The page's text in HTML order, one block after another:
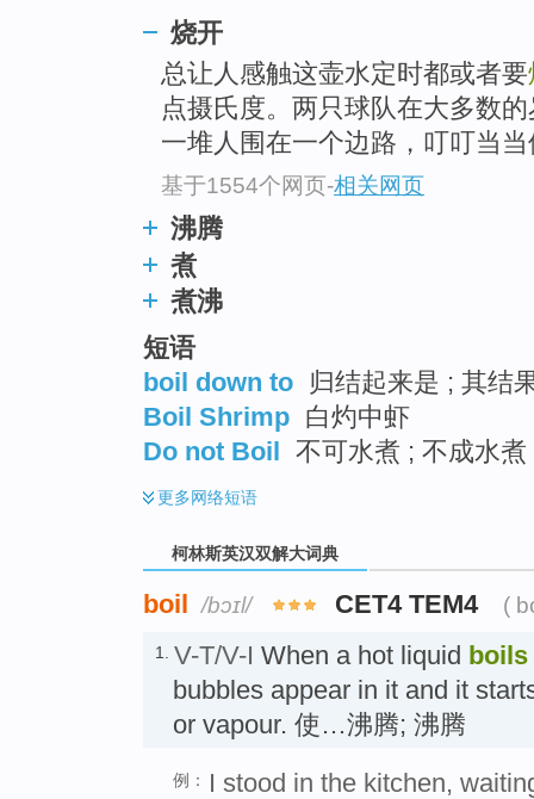
烧开
总让人感触这壶水定时都或者要
点摄氏度。两只球队在大多数
一堆人围在一个边路，叮叮当
基于1554个网页-相关网页
沸腾
煮
煮沸
短语
boil down to 归结起来是 ; 其结
Boil Shrimp 白灼中虾
Do not Boil 不可水煮 ; 不成水煮
更多网络短语
柯林斯英汉双解大词典
boil /bɔɪl/ CET4 TEM4 (
1. V-T/V-I When a hot liquid boils
bubbles appear in it and it
or vapour. 使…沸腾; 沸腾
例：
I stood in the kitchen,